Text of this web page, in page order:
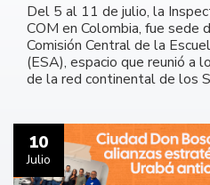
Del 5 al 11 de julio, la
COM en Colombia, fue sede
Comisión Central de la
(ESA), espacio que reunió a
de la red continental de los
10
Julio